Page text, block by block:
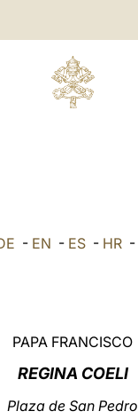
- EN - ES- HR-
PAPA FRANCISCO
REGINA COELI
Plaza de San Pedro